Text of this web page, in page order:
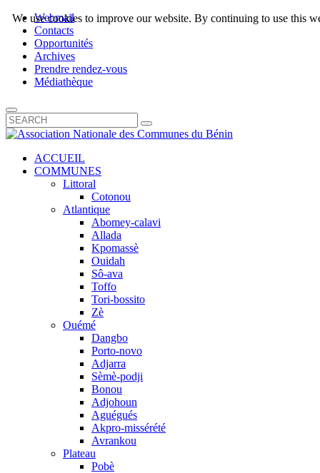
Webmail
Contacts
Opportunités
Archives
Prendre rendez-vous
Médiathèque
ACCUEIL
COMMUNES
Littoral
Cotonou
Atlantique
Abomey-calavi
Allada
Kpomassè
Ouidah
Sô-ava
Toffo
Tori-bossito
Zè
Ouémé
Dangbo
Porto-novo
Adjarra
Sèmè-podji
Bonou
Adjohoun
Aguégués
Akpro-missérété
Avrankou
Plateau
Pobè
We use cookies to improve our website. By continuing to use this